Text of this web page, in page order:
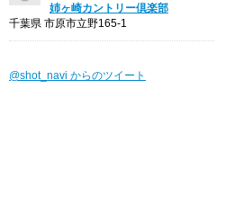
姉ヶ崎カントリー倶楽部
千葉県 市原市立野165-1
@shot_navi からのツイート